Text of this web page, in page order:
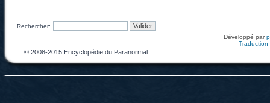
Rechercher:
Développé par
Traduction
© 2008-2015 Encyclopédie du Paranormal